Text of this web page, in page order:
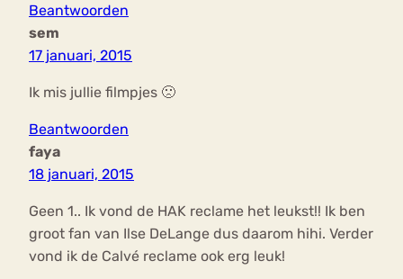
Beantwoorden
sem
17 januari, 2015
Ik mis jullie filmpjes 🙁
Beantwoorden
faya
18 januari, 2015
Geen 1.. Ik vond de HAK reclame het leukst!! Ik ben
groot fan van Ilse DeLange dus daarom hihi. Verder
vond ik de Calvé reclame ook erg leuk!